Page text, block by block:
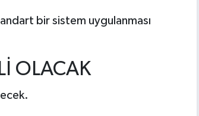
bir sistem uygulanması
OLACAK